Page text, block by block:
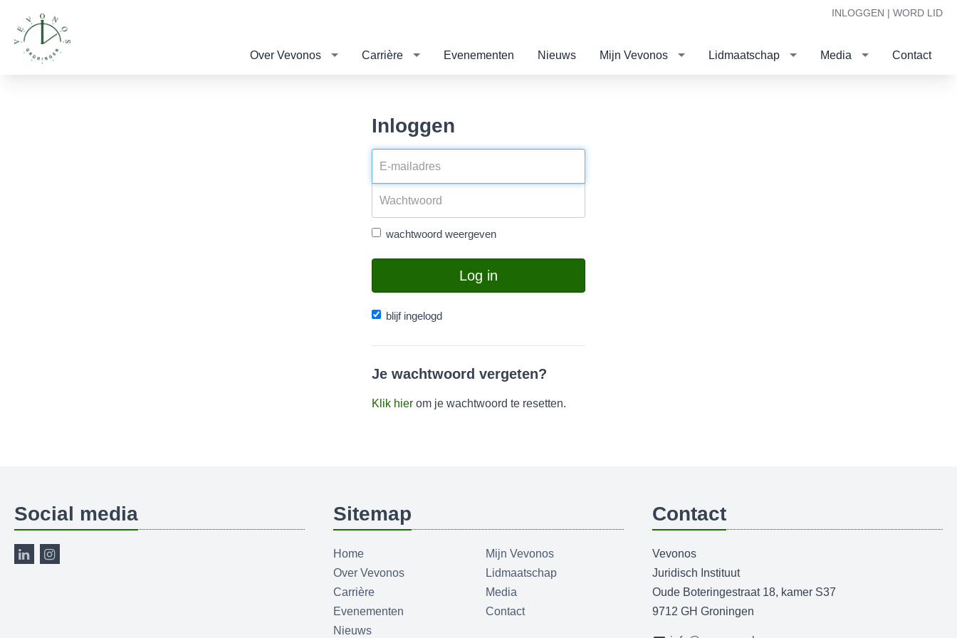
INLOGGEN | WORD LID
Over Vevonos Carrière Evenementen Nieuws Mijn Vevonos Lidmaatschap Media Contact
Inloggen
wachtwoord weergeven
Log in
blijf ingelogd
Je wachtwoord vergeten?
Klik hier om je wachtwoord te resetten.
Social media Sitemap
Home
Over Vevonos
Carrière
Evenementen
Nieuws
Mijn Vevonos
Lidmaatschap
Media
Contact
Contact
Vevonos
Juridisch Instituut
Oude Boteringestraat 18, kamer S37
9712 GH Groningen